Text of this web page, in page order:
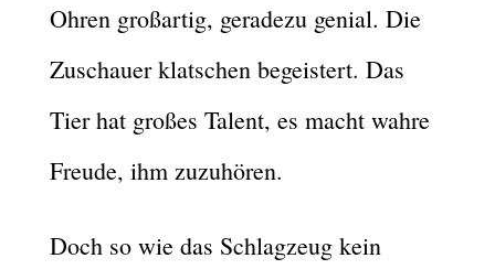
Ohren großartig, geradezu genial. Die
Zuschauer klatschen begeistert. Das
Tier hat großes Talent, es macht wahre
Freude, ihm zuzuhören.
Doch so wie das Schlagzeug kein